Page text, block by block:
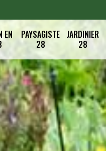
EN
PAYSAGISTE
28
JARDINIER
28